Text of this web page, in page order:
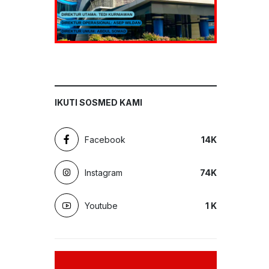
IKUTI SOSMED KAMI
Facebook 14K
Instagram 74K
Youtube 1 K